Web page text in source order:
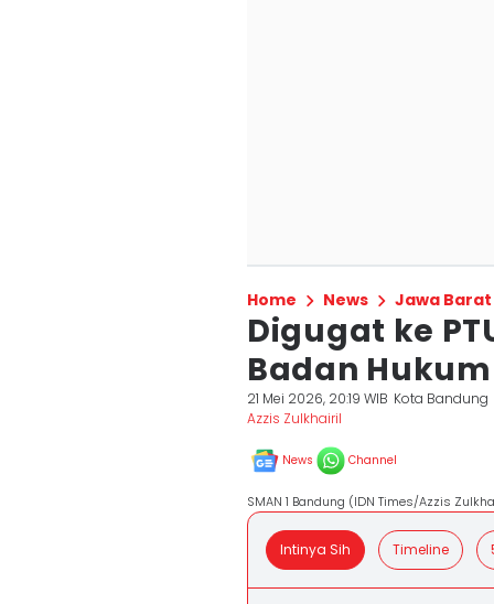
Home News Jawa Barat
Digugat ke
Badan
21 Mei 2026, 20:19 WIB Kota Bandung
Azzis Zulkhairil
News Channel
SMAN 1 Bandung (IDN Times/Azzis
Intinya Sih Timeline